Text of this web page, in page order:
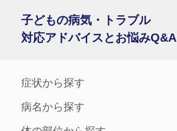
子どもの病気・トラブル
対応アドバイスとお悩みQ&A
症状から探す
病名から探す